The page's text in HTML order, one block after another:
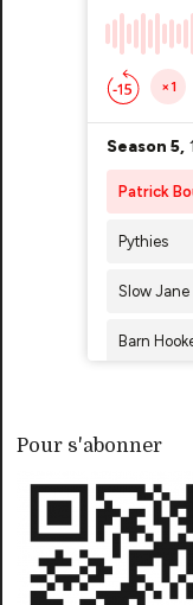
Pour s'abonner